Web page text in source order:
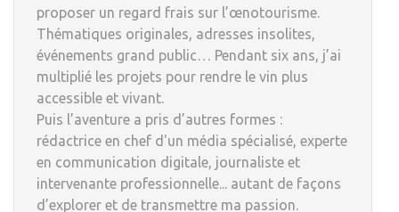
proposer un regard frais sur l’œnotourisme.
Thématiques originales, adresses insolites,
événements grand public… Pendant six ans, j’ai
multiplié les projets pour rendre le vin plus
accessible et vivant.
Puis l’aventure a pris d’autres formes :
rédactrice en chef d'un média spécialisé, experte
en communication digitale, journaliste et
intervenante professionnelle... autant de façons
d’explorer et de transmettre ma passion.